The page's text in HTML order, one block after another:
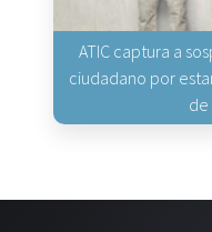
ATIC captura a
ciudadano por
de